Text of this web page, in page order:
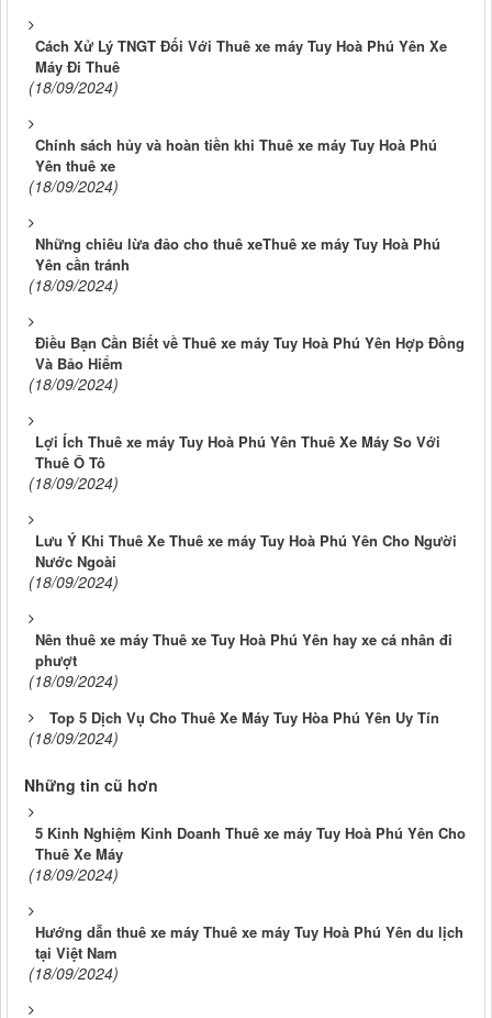
Cách Xử Lý TNGT Đối Với Thuê xe máy Tuy Hoà Phú Yên Xe
Máy Đi Thuê
(18/09/2024)
Chính sách hủy và hoàn tiền khi Thuê xe máy Tuy Hoà Phú
Yên thuê xe
(18/09/2024)
Những chiêu lừa đảo cho thuê xeThuê xe máy Tuy Hoà Phú
Yên cần tránh
(18/09/2024)
Điều Bạn Cần Biết về Thuê xe máy Tuy Hoà Phú Yên Hợp Đồng
Và Bảo Hiểm
(18/09/2024)
Lợi Ích Thuê xe máy Tuy Hoà Phú Yên Thuê Xe Máy So Với
Thuê Ô Tô
(18/09/2024)
Lưu Ý Khi Thuê Xe Thuê xe máy Tuy Hoà Phú Yên Cho Người
Nước Ngoài
(18/09/2024)
Nên thuê xe máy Thuê xe Tuy Hoà Phú Yên hay xe cá nhân đi
phượt
(18/09/2024)
Top 5 Dịch Vụ Cho Thuê Xe Máy Tuy Hòa Phú Yên Uy Tín
(18/09/2024)
Những tin cũ hơn
5 Kinh Nghiệm Kinh Doanh Thuê xe máy Tuy Hoà Phú Yên Cho
Thuê Xe Máy
(18/09/2024)
Hướng dẫn thuê xe máy Thuê xe máy Tuy Hoà Phú Yên du lịch
tại Việt Nam
(18/09/2024)